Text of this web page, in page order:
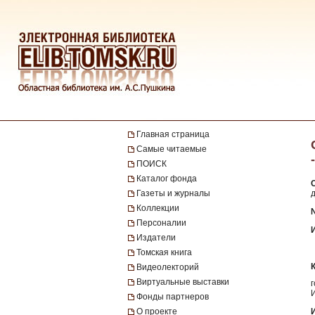
Главная страница
Самые читаемые
ПОИСК
Каталог фонда
Газеты и журналы
Коллекции
Персоналии
Издатели
Томская книга
Видеолекторий
Виртуальные выставки
Фонды партнеров
О проекте